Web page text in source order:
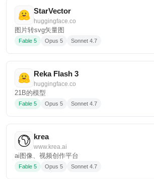
StarVector
huggingface.co
图片转svg矢量图
Fable 5 Opus 5 Sonnet 4.7
Reka Flash 3
huggingface.co
21B的模型
Fable 5 Opus 5 Sonnet 4.7
krea
www.krea.ai
ai图像、视频创作平台
Fable 5 Opus 5 Sonnet 4.7